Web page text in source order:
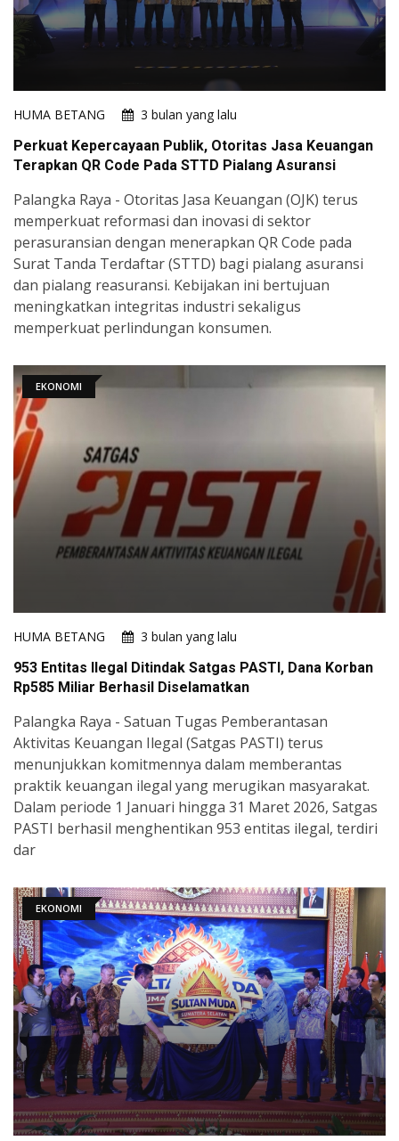
HUMA BETANG
3 bulan yang lalu
Perkuat Kepercayaan Publik, Otoritas Jasa Keuangan
Terapkan QR Code Pada STTD Pialang Asuransi
Palangka Raya - Otoritas Jasa Keuangan (OJK) terus
memperkuat reformasi dan inovasi di sektor
perasuransian dengan menerapkan QR Code pada
Surat Tanda Terdaftar (STTD) bagi pialang asuransi
dan pialang reasuransi. Kebijakan ini bertujuan
meningkatkan integritas industri sekaligus
memperkuat perlindungan konsumen.
EKONOMI
HUMA BETANG
3 bulan yang lalu
953 Entitas Ilegal Ditindak Satgas PASTI, Dana Korban
Rp585 Miliar Berhasil Diselamatkan
Palangka Raya - Satuan Tugas Pemberantasan
Aktivitas Keuangan Ilegal (Satgas PASTI) terus
menunjukkan komitmennya dalam memberantas
praktik keuangan ilegal yang merugikan masyarakat.
Dalam periode 1 Januari hingga 31 Maret 2026, Satgas
PASTI berhasil menghentikan 953 entitas ilegal, terdiri
dar
EKONOMI